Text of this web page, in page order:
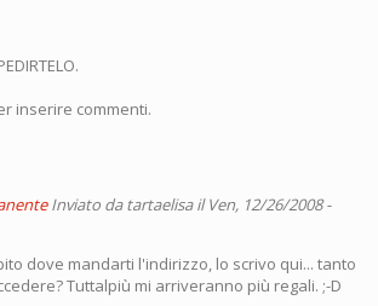
inserire commenti.
Inviato datartaelisail Ven, 12/26/2008 -
dove mandarti l'indirizzo, lo scrivo qui... tanto
Tuttalpiù mi arriveranno più regali. ;-D